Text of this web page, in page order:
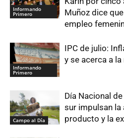
Informando
Primero
Muñoz dice
empleo
Informando
Primero
IPC de julio:
y se acerca a
Campo al Día
Día Nacional
sur impulsan la
producto y la